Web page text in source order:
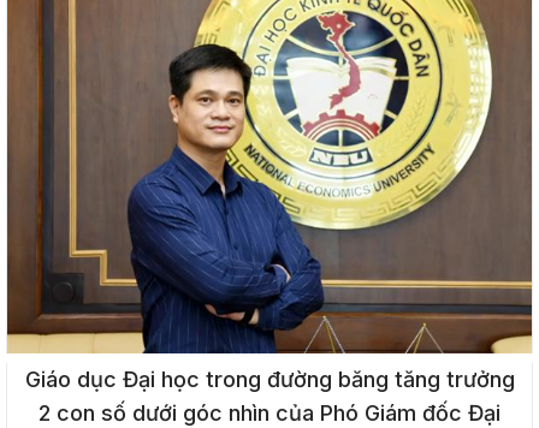
Giáo dục Đại học trong đường băng tăng trưởng
2 con số dưới góc nhìn của Phó Giám đốc Đại